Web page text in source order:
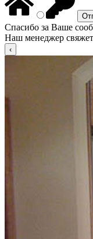
Спасибо за Ваше
Наш менеджер